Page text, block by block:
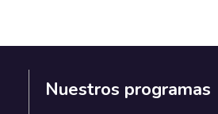
Nuestros programas